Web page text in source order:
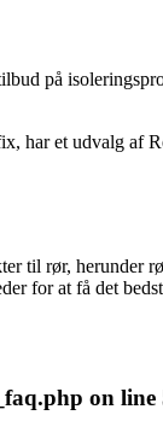
på
har et udvalg af
til rør, herunder
for at få det
on line